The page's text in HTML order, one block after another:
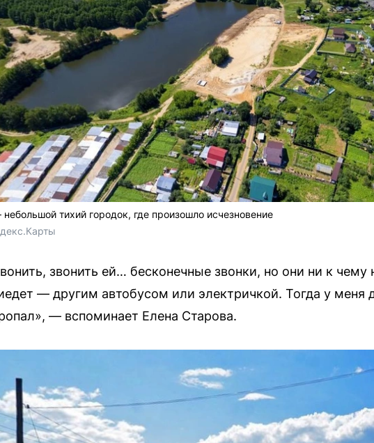
тихий городок, где произошло исчезновение
звонить ей… бесконечные звонки, но они ни к чему
— другим автобусом или электричкой. Тогда у
— вспоминает Елена Старова.